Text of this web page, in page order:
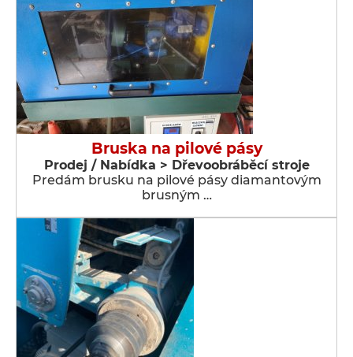
Bruska na pilové pásy
Prodej / Nabídka > Dřevoobráběcí stroje
Predám brusku na pilové pásy diamantovým
brusným …